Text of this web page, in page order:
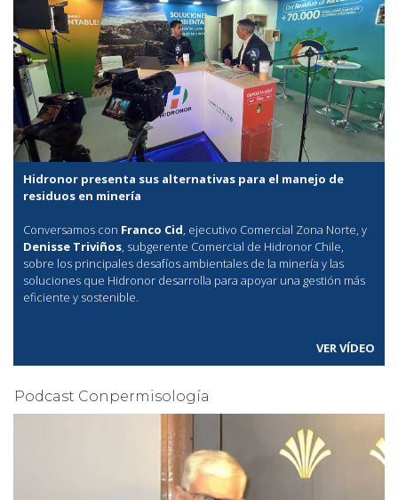
Hidronor presenta sus alternativas para el manejo de
residuos en minería
Conversamos con Franco Cid, ejecutivo Comercial Zona Norte, y
Denisse Triviños, subgerente Comercial de Hidronor Chile,
sobre los principales desafíos ambientales de la minería y las
soluciones que Hidronor desarrolla para apoyar una gestión más
eficiente y sostenible.
VER VÍDEO
Podcast Conpermisología